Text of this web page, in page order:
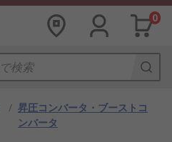
0
/ 昇圧コンバータ・ブーストコ
ンバータ